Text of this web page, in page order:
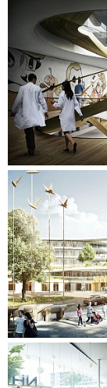
hjemlighed med
minder én om